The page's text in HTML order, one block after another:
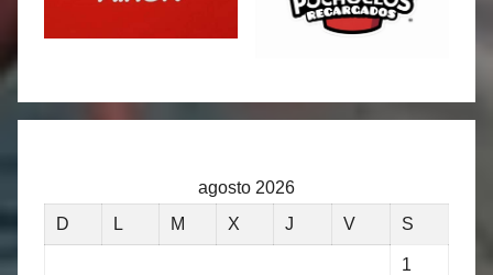
agosto 2026
D
L M X J V S
1